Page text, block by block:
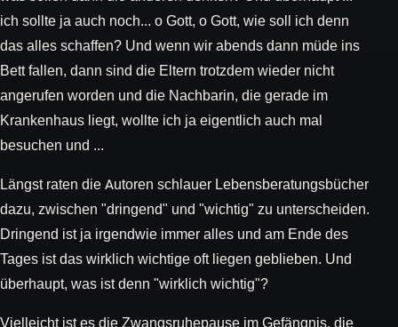
ich sollte ja auch noch... o Gott, o Gott, wie soll ich denn
das alles schaffen? Und wenn wir abends dann müde ins
Bett fallen, dann sind die Eltern trotzdem wieder nicht
angerufen worden und die Nachbarin, die gerade im
Krankenhaus liegt, wollte ich ja eigentlich auch mal
besuchen und ...
Längst raten die Autoren schlauer Lebensberatungsbücher
dazu, zwischen "dringend" und "wichtig" zu unterscheiden.
Dringend ist ja irgendwie immer alles und am Ende des
Tages ist das wirklich wichtige oft liegen geblieben. Und
überhaupt, was ist denn "wirklich wichtig"?
Vielleicht ist es die Zwangsruhepause im Gefängnis, die